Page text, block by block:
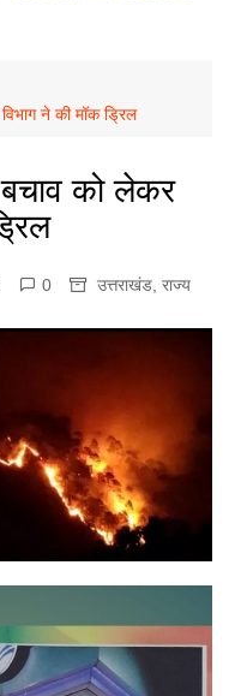
ने की मॉक ड्रिल
को लेकर
0 उत्तराखंड, राज्य